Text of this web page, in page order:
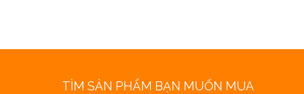
TÌM SẢN PHẨM BẠN MUỐN MUA